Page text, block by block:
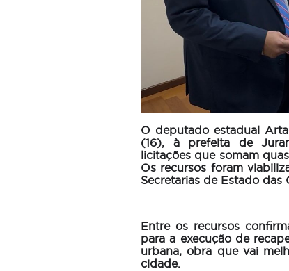
O deputado estadual
(16), à prefeita de
licitações que somam
Os recursos foram
Secretarias de Estado
Entre os recursos
para a execução de
urbana, obra que vai
cidade.